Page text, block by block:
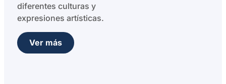
diferentes culturas y
expresiones artísticas.
Ver más